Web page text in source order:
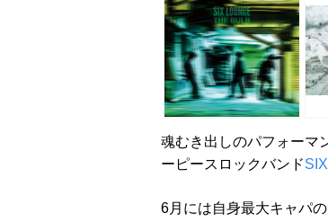
魂むき出しのパフォーマ
ーピースロックバンド
6月には自身最大キャパ